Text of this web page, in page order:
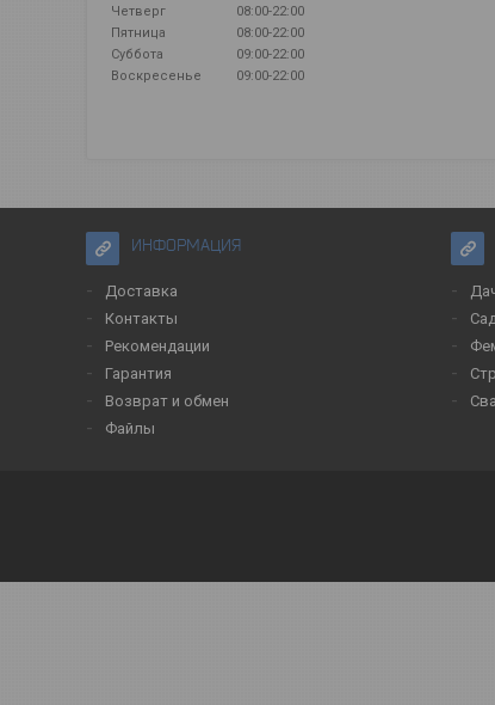
Четверг
08:00-22:00
Пятница
08:00-22:00
Суббота
09:00-22:00
Воскресенье
09:00-22:00
ИНФОРМАЦИЯ
Доставка
Контакты
Рекомендации
Гарантия
Возврат и обмен
Файлы